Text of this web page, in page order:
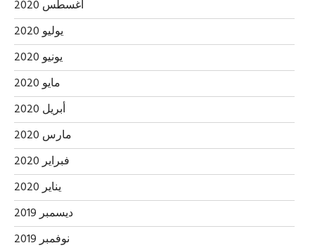
أغسطس 2020
يوليو 2020
يونيو 2020
مايو 2020
أبريل 2020
مارس 2020
فبراير 2020
يناير 2020
ديسمبر 2019
نوفمبر 2019